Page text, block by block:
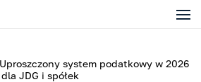
Uproszczony system podatkowy w 2026
JDG i spółek